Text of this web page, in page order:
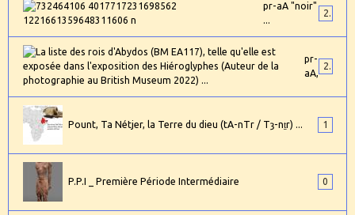
pr-aA "noir"
...
2
pr-
aA,
24
Pount, Ta Nétjer, la Terre du dieu (tA-nTr / Tȝ-nṯr) ... 1
P.P.I _ Première Période Intermédiaire 0